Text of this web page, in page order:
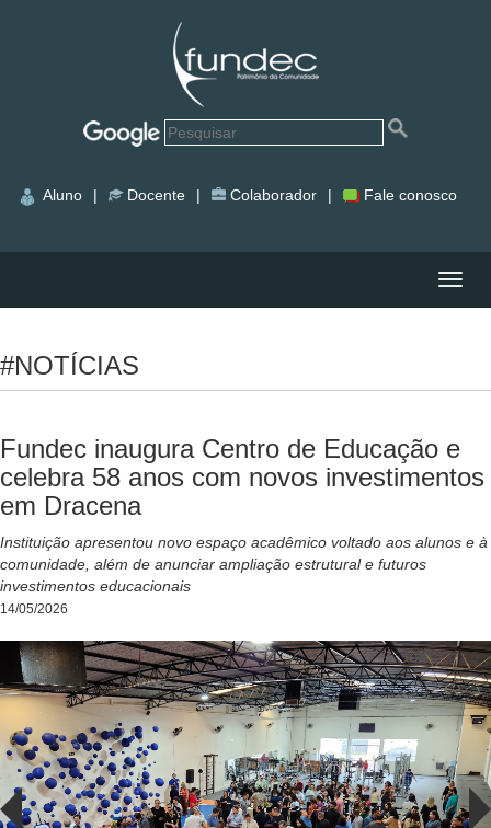
Aluno | Docente | Colaborador | Fale conosco
#NOTÍCIAS
Fundec inaugura Centro de Educação e
celebra 58 anos com novos investimentos
em Dracena
Instituição apresentou novo espaço acadêmico voltado aos alunos e à
comunidade, além de anunciar ampliação estrutural e futuros
investimentos educacionais
14/05/2026